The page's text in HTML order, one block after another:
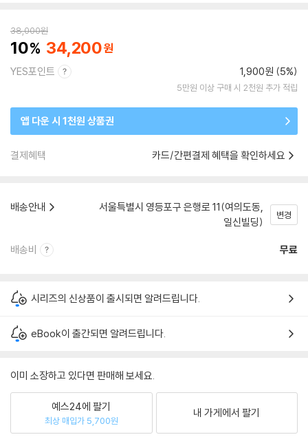
38,000원
10 34,200
YES포인트 1,900원 (5%)
5만원 이상 구매 시 2천원 추가 적립
앱 다운 시 1천원 상품권
결제혜택 카드/간편결제 혜택을 확인하세요
배송안내
서울특별시 영등포구 은행로 11(여의도동,
일신빌딩)
변경
배송비 무료
시리즈의 신상품이 출시되면 알려드립니다.
eBook이 출간되면 알려드립니다.
이미 소장하고 있다면 판매해 보세요.
예스24에 팔기
최상 매입가 5,700원
내 가게에서 팔기